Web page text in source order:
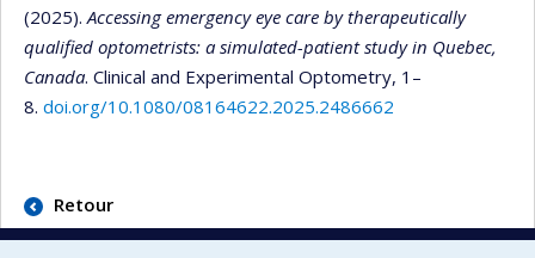
(2025). Accessing emergency eye care by therapeutically
qualified optometrists: a simulated-patient study in Quebec,
Canada. Clinical and Experimental Optometry, 1–
8. doi.org/10.1080/08164622.2025.2486662
Retour